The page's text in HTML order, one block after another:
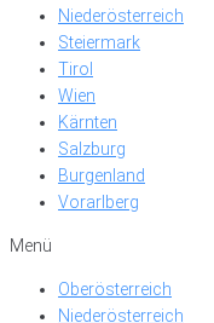
Niederösterreich
Steiermark
Tirol
Wien
Kärnten
Salzburg
Burgenland
Vorarlberg
Menü
Oberösterreich
Niederösterreich